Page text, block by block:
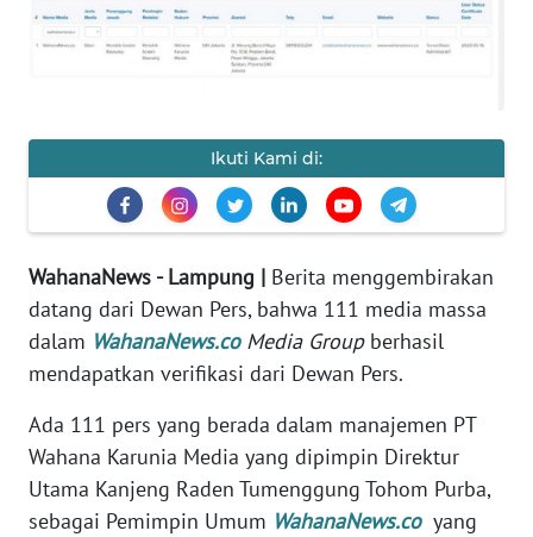
Ikuti Kami di:
WahanaNews - Lampung | Berita menggembirakan
datang dari Dewan Pers, bahwa 111 media massa
dalam WahanaNews.coMedia Groupberhasil
mendapatkan verifikasi dari Dewan Pers.
Ada 111 pers yang berada dalam manajemen PT
Wahana Karunia Media yang dipimpin Direktur
Utama Kanjeng Raden Tumenggung Tohom Purba,
sebagai Pemimpin Umum WahanaNews.coyang
Informasi
KONTAK
INFO
IKLAN
TENTANG
KAMI
MEDIA
SIBER